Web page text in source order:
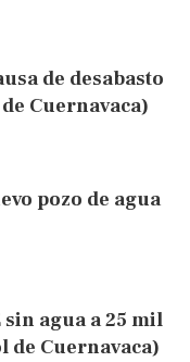
de desabasto
Cuernavaca)
pozo de agua
sin agua a 25 mil
de Cuernavaca)